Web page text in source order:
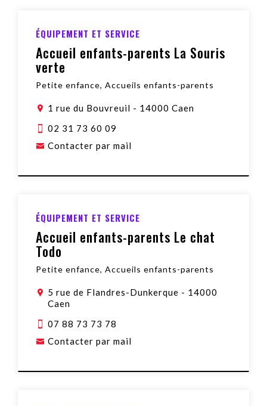
ÉQUIPEMENT ET SERVICE
Accueil enfants-parents La Souris
verte
Petite enfance, Accueils enfants-parents
1 rue du Bouvreuil - 14000 Caen
02 31 73 60 09
Contacter par mail
ÉQUIPEMENT ET SERVICE
Accueil enfants-parents Le chat
Todo
Petite enfance, Accueils enfants-parents
5 rue de Flandres-Dunkerque - 14000
Caen
07 88 73 73 78
Contacter par mail